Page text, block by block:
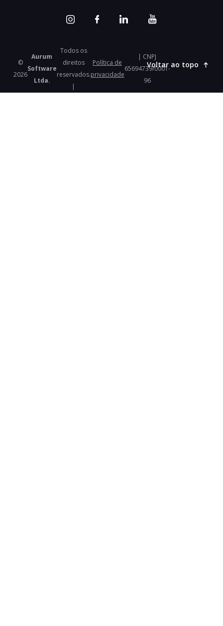
©
2026
Aurum
Software
Ltda.
Todos os
direitos
reservados.
|
Política de
privacidade
| CNPJ
65694739/0001-
96
Voltar ao topo